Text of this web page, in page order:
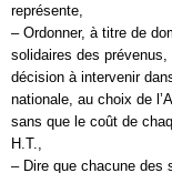
représente,
– Ordonner, à titre de
solidaires des
décision à intervenir
nationale, au choix de
sans que le coût de
H.T.,
– Dire que chacune des